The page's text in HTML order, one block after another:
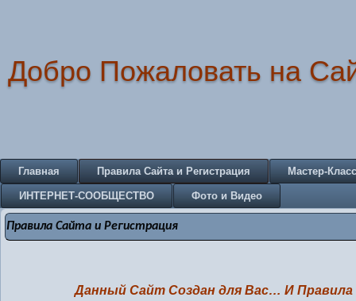
Добро Пожаловать на
Главная Правила Сайта и Регистрация Мастер-
ИНТЕРНЕТ-СООБЩЕСТВО Фото и Видео
Правила Сайта и Регистрация
Данный Сайт Создан для Вас… И